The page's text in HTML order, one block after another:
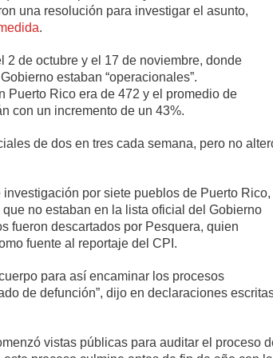
una resolución para investigar el asunto,
.
2 de octubre y el 17 de noviembre, donde
estaban “operacionales”.
Puerto Rico era de 472 y el promedio de
con un incremento de un 43%.
de dos en tres cada semana, pero no
por siete pueblos de Puerto Rico,
no estaban en la lista oficial del Gobierno
fueron descartados por Pesquera, quien
fuente al reportaje del CPI.
para así encaminar los procesos
de defunción”, dijo en declaraciones
vistas públicas para auditar el proceso